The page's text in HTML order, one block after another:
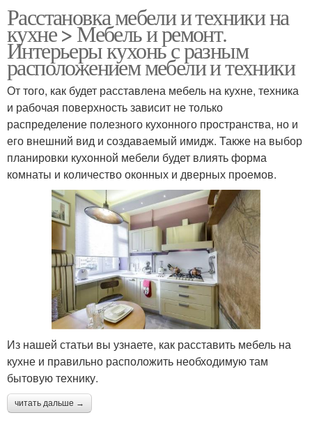
Расстановка мебели и техники на
кухне > Мебель и ремонт.
Интерьеры кухонь с разным
расположением мебели и техники
От того, как будет расставлена мебель на кухне, техника
и рабочая поверхность зависит не только
распределение полезного кухонного пространства, но и
его внешний вид и создаваемый имидж. Также на выбор
планировки кухонной мебели будет влиять форма
комнаты и количество оконных и дверных проемов.
Из нашей статьи вы узнаете, как расставить мебель на
кухне и правильно расположить необходимую там
бытовую технику.
читать дальше →